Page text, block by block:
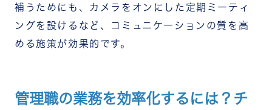
補うためにも、カメラをオンにした定期ミーティ
ングを設けるなど、コミュニケーションの質を高
める施策が効果的です。
管理職の業務を効率化するには？チ